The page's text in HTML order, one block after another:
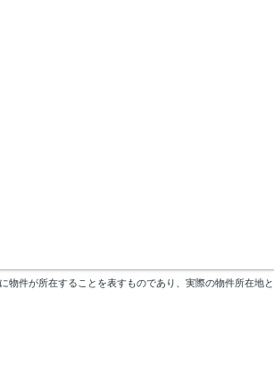
物件が所在することを表すものであり、実際の物件所在地と